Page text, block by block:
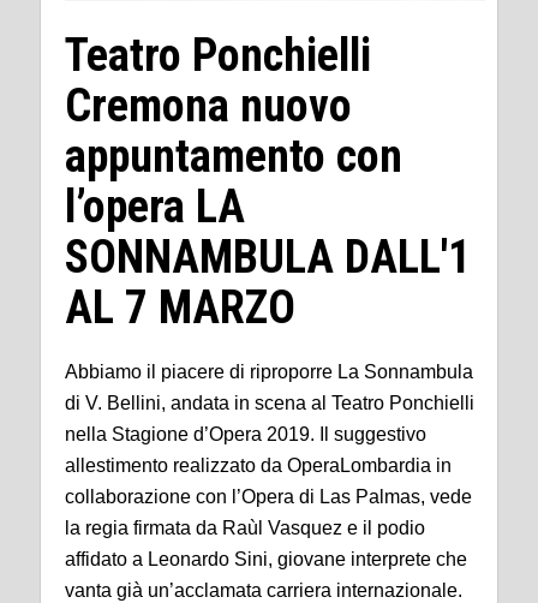
Teatro Ponchielli
Cremona nuovo
appuntamento con
l’opera LA
SONNAMBULA DALL'1
AL 7 MARZO
Abbiamo il piacere di riproporre La Sonnambula
di V. Bellini, andata in scena al Teatro Ponchielli
nella Stagione d’Opera 2019. Il suggestivo
allestimento realizzato da OperaLombardia in
collaborazione con l’Opera di Las Palmas, vede
la regia firmata da Raùl Vasquez e il podio
affidato a Leonardo Sini, giovane interprete che
vanta già un’acclamata carriera internazionale.